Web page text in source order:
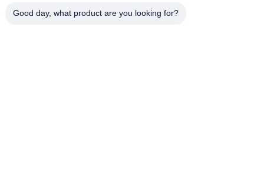
Good day, what product are you looking for?